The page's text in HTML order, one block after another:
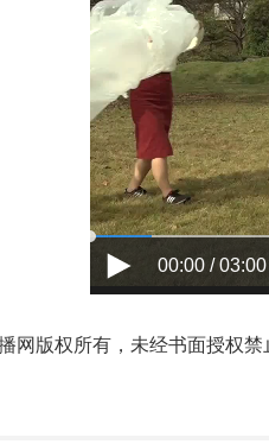
00:00 / 03:00
网版权所有，未经书面授权